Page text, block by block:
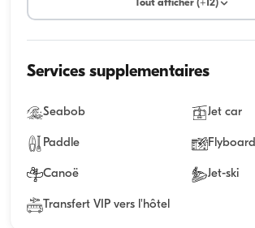
Tout afficher (+12)
Services supplementaires
Seabob Jet car
Paddle Flyboard
Canoë Jet-ski
Transfert VIP vers l'hôtel